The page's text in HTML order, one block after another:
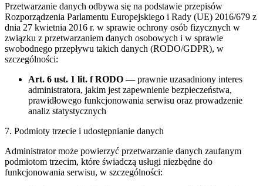
Przetwarzanie danych odbywa się na podstawie przepisów
Rozporządzenia Parlamentu Europejskiego i Rady (UE) 2016/679 z
dnia 27 kwietnia 2016 r. w sprawie ochrony osób fizycznych w
związku z przetwarzaniem danych osobowych i w sprawie
swobodnego przepływu takich danych (RODO/GDPR), w
szczególności:
Art. 6 ust. 1 lit. f RODO — prawnie uzasadniony interes
administratora, jakim jest zapewnienie bezpieczeństwa,
prawidłowego funkcjonowania serwisu oraz prowadzenie
analiz statystycznych
7. Podmioty trzecie i udostępnianie danych
Administrator może powierzyć przetwarzanie danych zaufanym
podmiotom trzecim, które świadczą usługi niezbędne do
funkcjonowania serwisu, w szczególności: